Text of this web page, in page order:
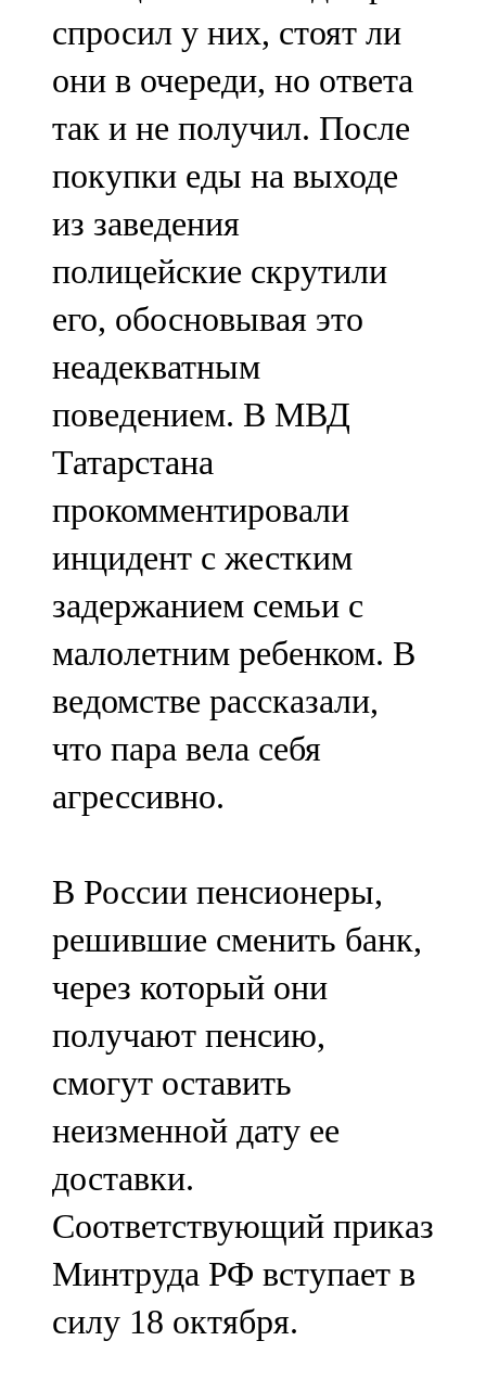
спросил у них, стоят ли
они в очереди, но ответа
так и не получил. После
покупки еды на выходе
из заведения
полицейские скрутили
его, обосновывая это
неадекватным
поведением. В МВД
Татарстана
прокомментировали
инцидент с жестким
задержанием семьи с
малолетним ребенком. В
ведомстве рассказали,
что пара вела себя
агрессивно.
В России пенсионеры,
решившие сменить банк,
через который они
получают пенсию,
смогут оставить
неизменной дату ее
доставки.
Соответствующий приказ
Минтруда РФ вступает в
силу 18 октября.